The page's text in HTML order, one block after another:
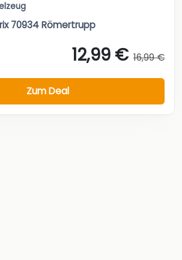
70934 Römertrupp
12,99 € 16,99 €
Zum Deal